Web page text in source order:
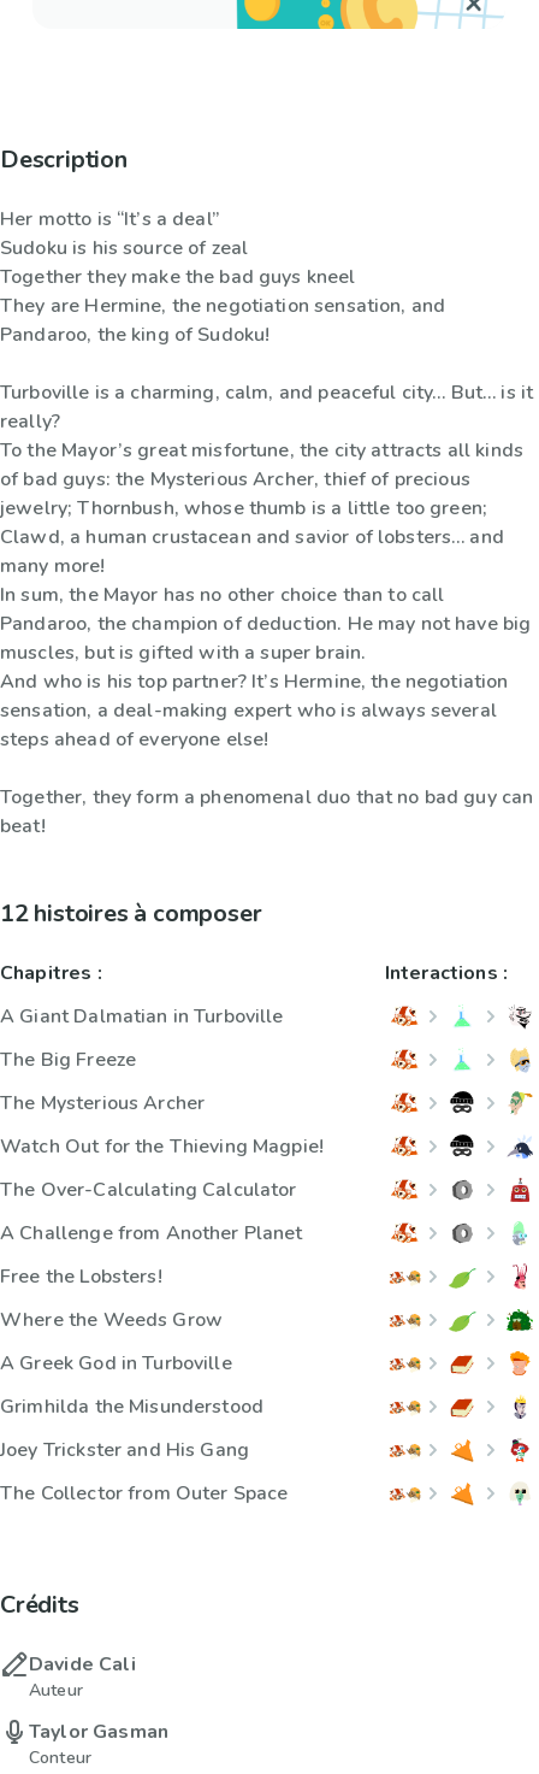
Description
Her motto is “It’s a deal”
Sudoku is his source of zeal
Together they make the bad guys kneel
They are Hermine, the negotiation sensation, and
Pandaroo, the king of Sudoku!
Turboville is a charming, calm, and peaceful city… But… is it
really?
To the Mayor’s great misfortune, the city attracts all kinds
of bad guys: the Mysterious Archer, thief of precious
jewelry; Thornbush, whose thumb is a little too green;
Clawd, a human crustacean and savior of lobsters… and
many more!
In sum, the Mayor has no other choice than to call
Pandaroo, the champion of deduction. He may not have big
muscles, but is gifted with a super brain.
And who is his top partner? It’s Hermine, the negotiation
sensation, a deal-making expert who is always several
steps ahead of everyone else!
Together, they form a phenomenal duo that no bad guy can
beat!
12 histoires à composer
Chapitres :
A Giant Dalmatian in Turboville
The Big Freeze
The Mysterious Archer
Watch Out for the Thieving Magpie!
The Over-Calculating Calculator
A Challenge from Another Planet
Free the Lobsters!
Where the Weeds Grow
A Greek God in Turboville
Grimhilda the Misunderstood
Joey Trickster and His Gang
The Collector from Outer Space
Interactions :
Crédits
Davide Cali
Auteur
Taylor Gasman
Conteur